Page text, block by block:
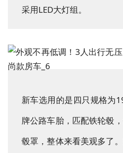
采用LED大灯组。
新车选用的是四只规格为
牌公路车胎，匹配铁轮毂
毂罩，整体来看美观多了